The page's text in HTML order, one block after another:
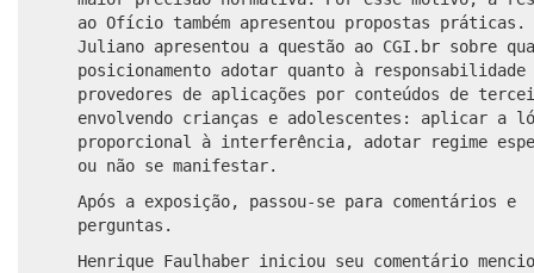
ao Ofício também apresentou propostas práticas.
Juliano apresentou a questão ao CGI.br sobre
posicionamento adotar quanto à responsabilidade
provedores de aplicações por conteúdos de
envolvendo crianças e adolescentes: aplicar a
proporcional à interferência, adotar regime
ou não se manifestar.
Após a exposição, passou-se para comentários e
perguntas.
Henrique Faulhaber iniciou seu comentário